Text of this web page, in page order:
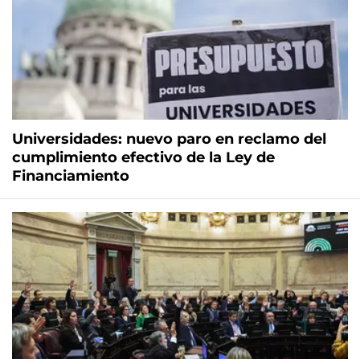
Universidades: nuevo paro en reclamo del
cumplimiento efectivo de la Ley de
Financiamiento